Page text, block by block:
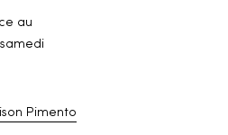
au
Pimento